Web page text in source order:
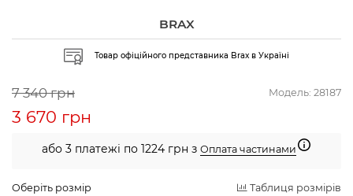
BRAX
Товар офіційного представника Brax в Україні
Модель: 28187
7 340 грн
3 670 грн
або 3 платежі по 1224 грн з Оплата частинами
Оберіть розмір Таблиця розмірів